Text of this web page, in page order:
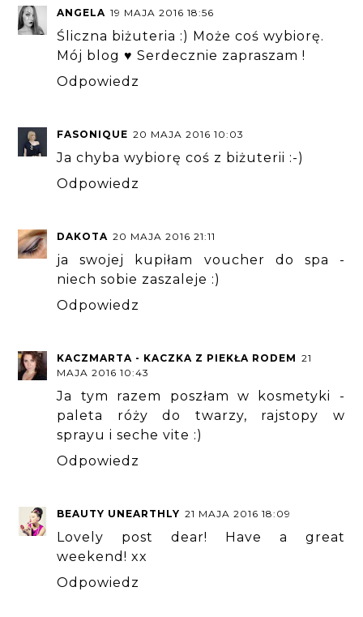
ANGELA 19 MAJA 2016 18:56
Śliczna biżuteria :) Może coś wybiorę.
Mój blog ♥ Serdecznie zapraszam !
Odpowiedz
FASONIQUE 20 MAJA 2016 10:03
Ja chyba wybiorę coś z biżuterii :-)
Odpowiedz
DAKOTA 20 MAJA 2016 21:11
ja swojej kupiłam voucher do spa -
niech sobie zaszaleje :)
Odpowiedz
KACZMARTA - KACZKA Z PIEKŁA RODEM 21
MAJA 2016 10:43
Ja tym razem poszłam w kosmetyki -
paleta róży do twarzy, rajstopy w
sprayu i seche vite :)
Odpowiedz
BEAUTY UNEARTHLY 21 MAJA 2016 18:09
Lovely post dear! Have a great
weekend! xx
Odpowiedz